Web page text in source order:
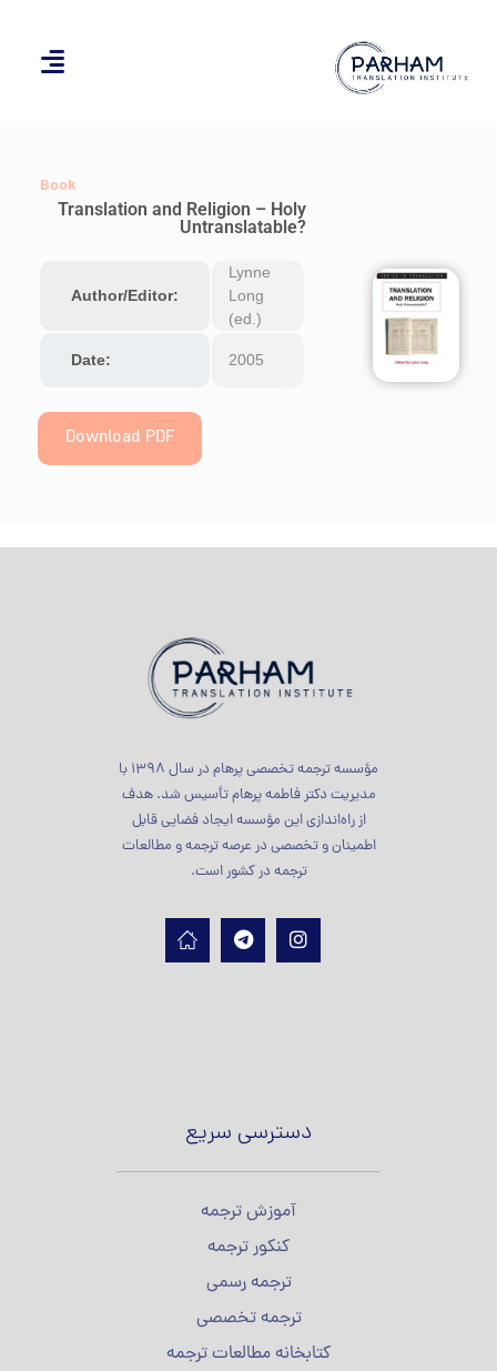
Book
Translation and Religion – Holy
Untranslatable?
Author/Editor:
Lynne
Long
(ed.)
Date: 2005
Download PDF
مؤسسه ترجمه تخصصی پرهام در سال 1398 با
مدیریت دکتر فاطمه پرهام تأسیس شد. هدف
از راه‌اندازی این مؤسسه ایجاد فضایی قابل
اطمینان و تخصصی در عرصه ترجمه و مطالعات
ترجمه در کشور است.
دسترسی سریع
آموزش ترجمه
کنکور ترجمه
ترجمه رسمی
ترجمه تخصصی
کتابخانه مطالعات ترجمه